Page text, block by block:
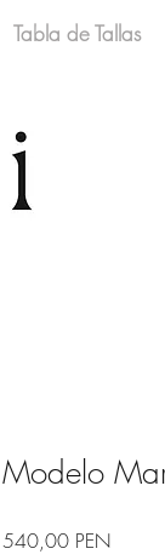
Tabla de Tallas
Modelo
540,00 PENPrecio